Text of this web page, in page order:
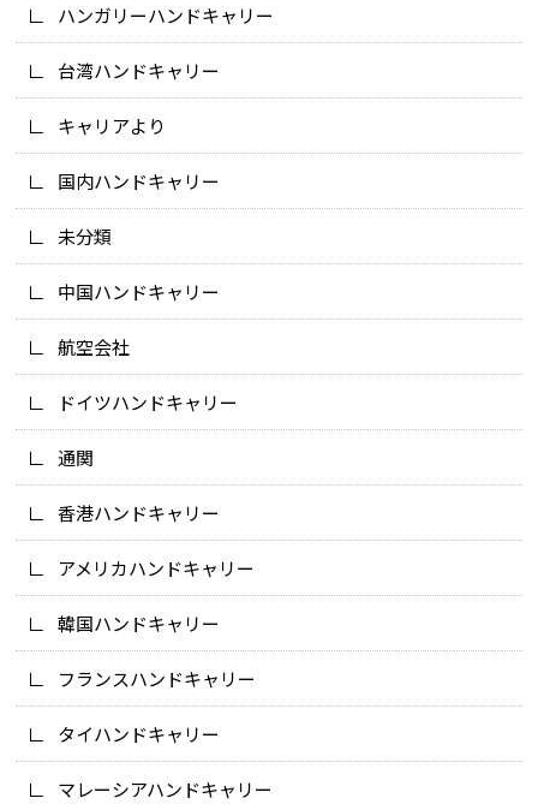
ハンガリーハンドキャリー
台湾ハンドキャリー
キャリアより
国内ハンドキャリー
未分類
中国ハンドキャリー
航空会社
ドイツハンドキャリー
通関
香港ハンドキャリー
アメリカハンドキャリー
韓国ハンドキャリー
フランスハンドキャリー
タイハンドキャリー
マレーシアハンドキャリー